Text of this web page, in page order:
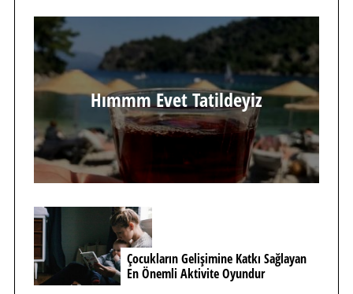
Hımmm Evet Tatildeyiz
Çocukların Gelişimine Katkı Sağlayan
En Önemli Aktivite Oyundur